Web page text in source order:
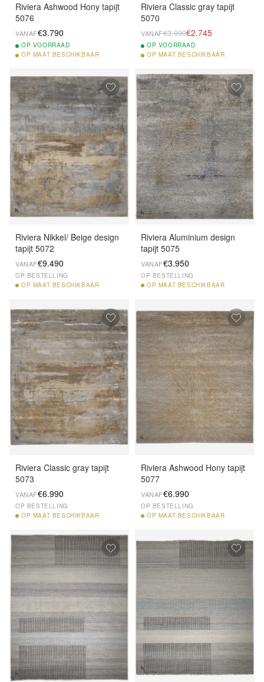
Riviera Ashwood Hony tapijt
5076
VANAF€3.790
OP VOORRAAD
OP MAAT BESCHIKBAAR
Riviera Classic gray tapijt
5070
VANAF€3.990€2.745
OP VOORRAAD
OP MAAT BESCHIKBAAR
Riviera Nikkel/ Beige design
tapijt 5072
VANAF€9.490
OP BESTELLING
OP MAAT BESCHIKBAAR
Riviera Aluminium design
tapijt 5075
VANAF€3.950
OP BESTELLING
OP MAAT BESCHIKBAAR
Riviera Classic gray tapijt
5073
VANAF€6.990
OP BESTELLING
OP MAAT BESCHIKBAAR
Riviera Ashwood Hony tapijt
5077
VANAF€6.990
OP BESTELLING
OP MAAT BESCHIKBAAR